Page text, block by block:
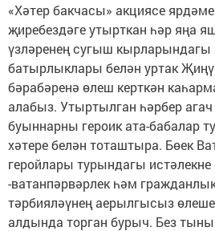
«Хәтер бакчасы» акциясе
җиребездәге утырткан һәр яңа
үзләренең сугыш
батырлыклары белән уртак
бәрабәренә өлеш керткән
алабыз. Утыртылган һәрбер агач
буыннарны героик ата-бабалар
хәтере белән тоташтыра. Бөек
геройлары турындагы истәлекне
-ватанпәрвәрлек һәм
тәрбияләүнең аерылгысыз
алдында торган бурыч. Без